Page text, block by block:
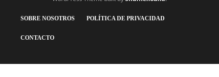
SOBRE NOSOTROS POLÍTICA DE PRIVACIDAD
CONTACTO